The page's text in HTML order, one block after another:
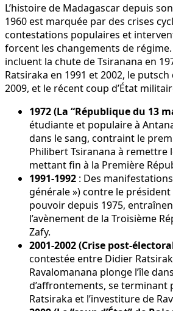
L’histoire de Madagascar depuis
1960 est marquée par des crises
contestations populaires et
forcent les changements de
incluent la chute de Tsiranana en
Ratsiraka en 1991 et 2002, le putsch
2009, et le récent coup d’État
1972 (La “République du 13
étudiante et populaire à
dans le sang, contraint le
Philibert Tsiranana à remettre
mettant fin à la Première
1991-1992 : Des
générale ») contre le
pouvoir depuis 1975,
l’avènement de la Troisième
Zafy.
2001-2002 (Crise post-
contestée entre Didier
Ravalomanana plonge l’île
d’affrontements, se terminant
Ratsiraka et l’investiture de